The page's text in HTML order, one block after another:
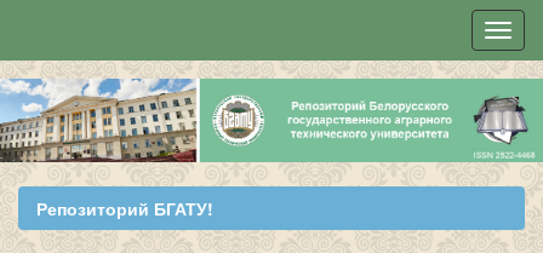
Skip
navigation
Репозиторий БГАТУ!